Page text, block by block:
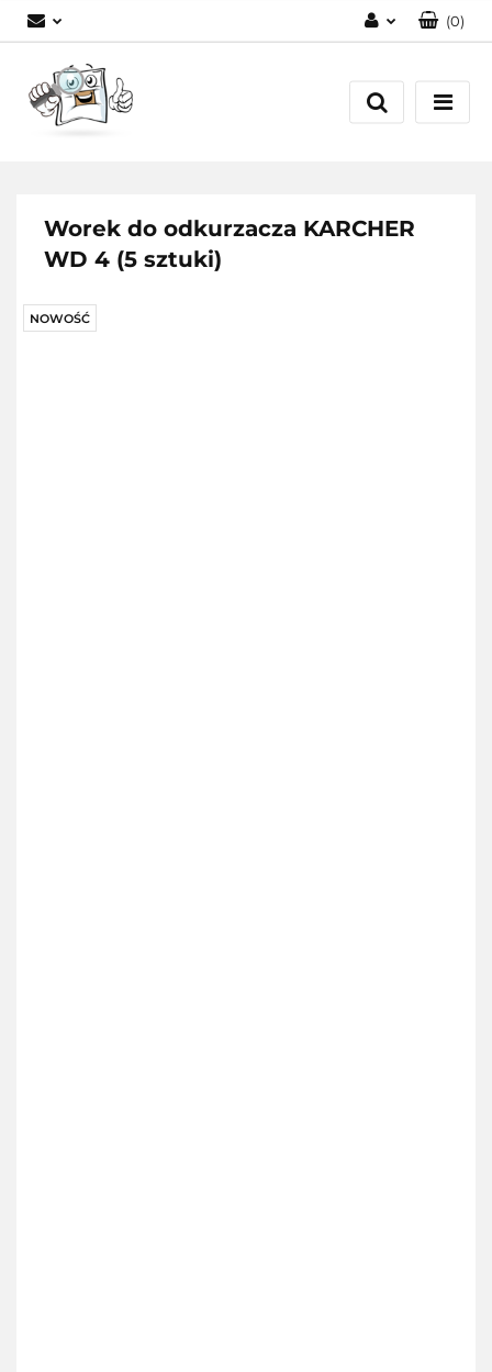
Zarejestruj się
(0)
Worek do odkurzacza KARCHER
WD 4 (5 sztuki)
NOWOŚĆ